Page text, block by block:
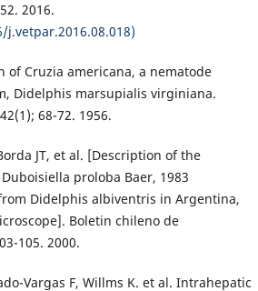
2016.
of Cruzia americana, a nematode
Didelphis marsupialis virginiana.
68-72. 1956.
JT, et al. [Description of the
proloba Baer, 1983
Didelphis albiventris in Argentina,
Boletin chileno de
105. 2000.
Vargas F, Willms K. et al. Intrahepatic